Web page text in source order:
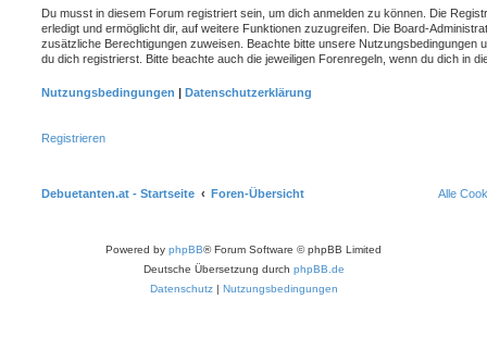
Du musst in diesem Forum registriert sein, um dich anmelden zu können. Die
erledigt und ermöglicht dir, auf weitere Funktionen zuzugreifen. Die Board-
zusätzliche Berechtigungen zuweisen. Beachte bitte unsere Nutzungsbedingungen
du dich registrierst. Bitte beachte auch die jeweiligen Forenregeln, wenn du dich in
Nutzungsbedingungen | Datenschutzerklärung
Registrieren
Debuetanten.at - Startseite Foren-Übersicht Alle
Powered by phpBB® Forum Software © phpBB Limited
Deutsche Übersetzung durch phpBB.de
Datenschutz | Nutzungsbedingungen